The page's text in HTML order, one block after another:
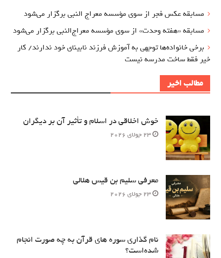
مسابقه عکس فجر از سوی مؤسسه معراج‌ النبی برگزار می‌شود
مسابقه «هفته وحدت» از سوی مؤسسه معراج‌النبی برگزار می‌شود
برخی خانواده‌ها توجهی به آموزش‌ فرزند نابینای خود ندارند/ کار
خیر فقط ساخت مدرسه نیست
مطالب اخیر
خوش اخلاقی در اسلام و تأثیر آن بر دیگران
23 جولای 2026
معرفی سلیم بن قیس هلالی
23 جولای 2026
نام‌ گذاری سوره های قرآن به چه صورت انجام
شده‌است؟